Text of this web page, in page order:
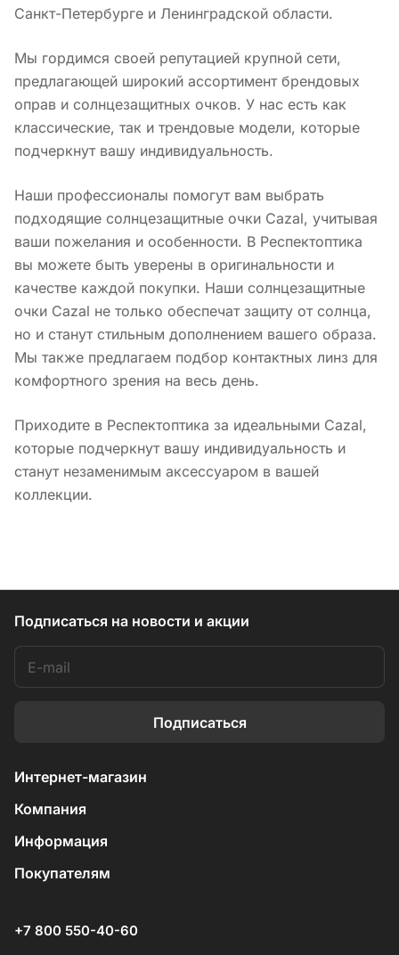
Санкт-Петербурге и Ленинградской области.
Мы гордимся своей репутацией крупной сети,
предлагающей широкий ассортимент брендовых
оправ и солнцезащитных очков. У нас есть как
классические, так и трендовые модели, которые
подчеркнут вашу индивидуальность.
Наши профессионалы помогут вам выбрать
подходящие солнцезащитные очки Cazal, учитывая
ваши пожелания и особенности. В Респектоптика
вы можете быть уверены в оригинальности и
качестве каждой покупки. Наши солнцезащитные
очки Cazal не только обеспечат защиту от солнца,
но и станут стильным дополнением вашего образа.
Мы также предлагаем подбор контактных линз для
комфортного зрения на весь день.
Приходите в Респектоптика за идеальными Cazal,
которые подчеркнут вашу индивидуальность и
станут незаменимым аксессуаром в вашей
коллекции.
Подписаться на новости и акции
Подписаться
Интернет-магазин
Компания
Информация
Покупателям
+7 800 550-40-60